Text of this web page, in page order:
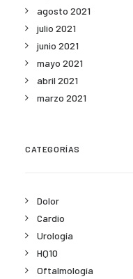
agosto 2021
julio 2021
junio 2021
mayo 2021
abril 2021
marzo 2021
CATEGORÍAS
Dolor
Cardio
Urología
HQ10
Oftalmología